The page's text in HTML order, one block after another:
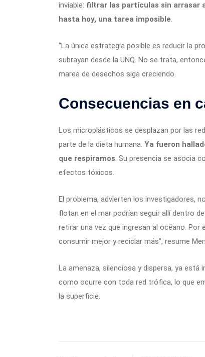
inviable: filtrar las partículas sin arrasar
hasta hoy, una tarea imposible.
“La única estrategia posible es reducir la
subrayan desde la UNQ. No se trata,
marea de desechos siga creciendo.
Consecuencias en
Los microplásticos se desplazan por las
parte de la dieta humana. Ya fueron
que respiramos. Su presencia se asocia
efectos tóxicos.
El problema, advierten los investigadores,
flotan en el mar podrían seguir allí dentro
retirar una vez que ingresan al océano.
consumir mejor y reciclar más”, resume
La amenaza, silenciosa y dispersa, ya
como ocurre con toda red trófica, lo que
la superficie.